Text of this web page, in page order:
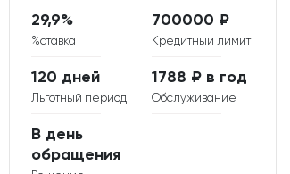
%ставка
29,9%
Кредитный лимит
700000 ₽
Льготный период
120 дней
Обслуживание
1788 ₽ в год
В день
обращения